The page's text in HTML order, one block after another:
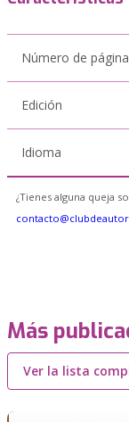
Número de
Edición
Idioma
¿Tienes alguna queja
Más
Ver la lista